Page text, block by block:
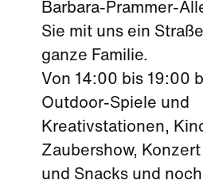
Barbara-Prammer-
Sie mit uns ein
ganze Familie.
Von 14:00 bis 19:00
Outdoor-Spiele und
Kreativstationen,
Zaubershow,
und Snacks und